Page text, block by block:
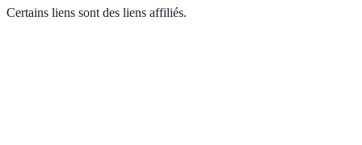
Certains liens sont des liens affiliés.